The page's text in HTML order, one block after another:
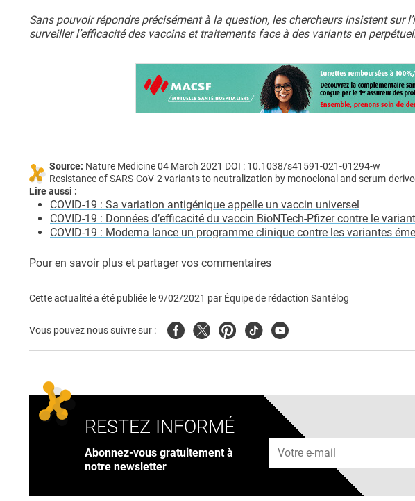
Sans pouvoir répondre précisément à la question, les chercheurs insistent sur
surveiller l’efficacité des vaccins et traitements face à des variants en
Source: Nature Medicine 04 March 2021 DOI : 10.1038/s41591-021-01294-w
Resistance of SARS-CoV-2 variants to neutralization by monoclonal and serum-
Lire aussi :
COVID-19 : Sa variation antigénique appelle un vaccin universel
COVID-19 : Données d’efficacité du vaccin BioNTech-Pfizer contre le
COVID-19 : Moderna lance un programme clinique contre les variantes
Pour en savoir plus et partager vos commentaires
Cette actualité a été publiée le9/02/2021 par Équipe de rédaction Santélog
Vous pouvez nous suivre sur : FacebookTwitterPinterest
TiktokYoutube
RESTEZ INFORMÉ
Abonnez-vous gratuitement à
notre newsletter
Adresse e-mail